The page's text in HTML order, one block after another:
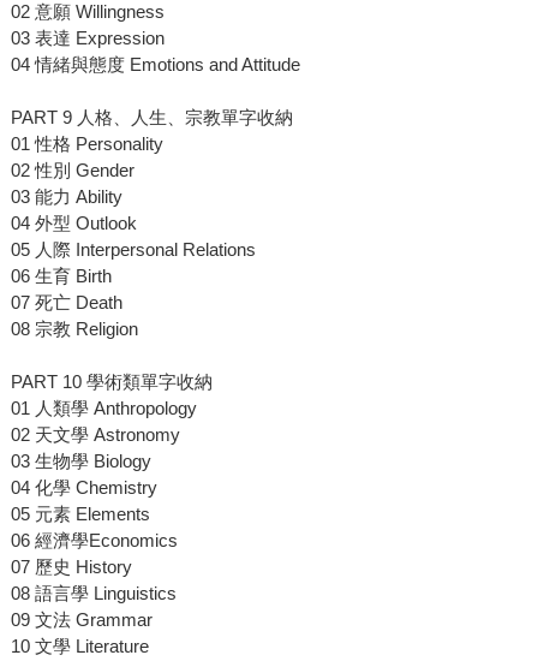
02 意願 Willingness
03 表達 Expression
04 情緒與態度 Emotions and Attitude
PART 9 人格、人生、宗教單字收納
01 性格 Personality
02 性別 Gender
03 能力 Ability
04 外型 Outlook
05 人際 Interpersonal Relations
06 生育 Birth
07 死亡 Death
08 宗教 Religion
PART 10 學術類單字收納
01 人類學 Anthropology
02 天文學 Astronomy
03 生物學 Biology
04 化學 Chemistry
05 元素 Elements
06 經濟學Economics
07 歷史 History
08 語言學 Linguistics
09 文法 Grammar
10 文學 Literature